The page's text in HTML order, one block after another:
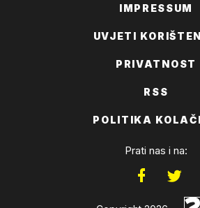
IMPRESSUM
UVJETI
PRIVATNOST
RSS
POLITIKA
Prati nas i na: